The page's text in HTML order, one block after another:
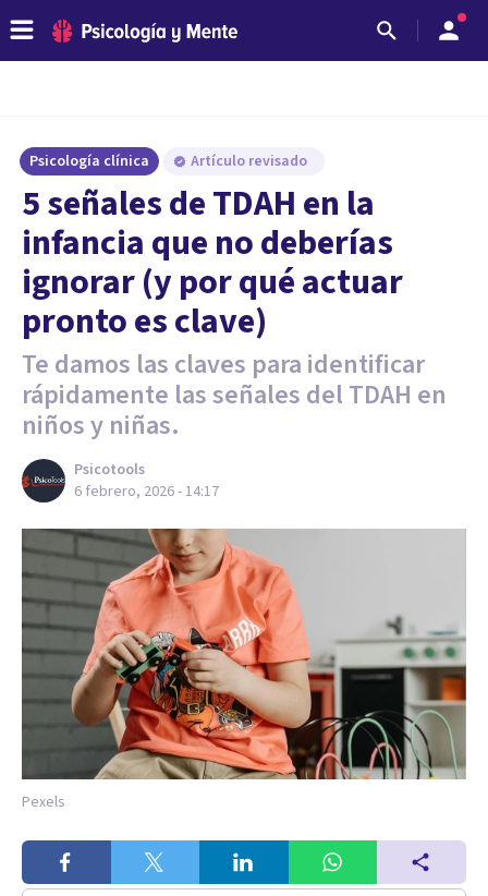
Psicología clínica Artículo revisado
5 señales de TDAH en la
infancia que no deberías
ignorar (y por qué actuar
pronto es clave)
Te damos las claves para identificar
rápidamente las señales del TDAH en
niños y niñas.
Psicotools
6 febrero, 2026 - 14:17
Pexels